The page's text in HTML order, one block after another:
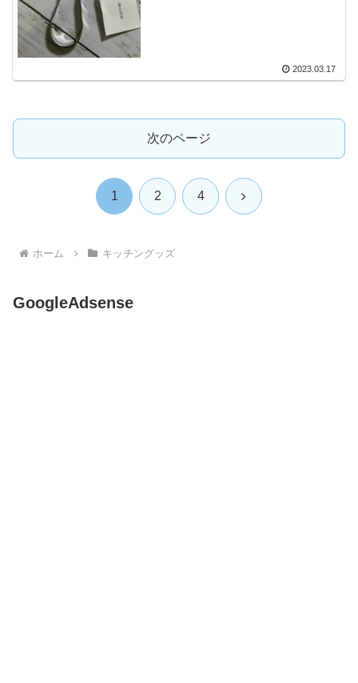
2023.03.17
次のページ
1 2 4 次
ホーム キッチングッズ
GoogleAdsense